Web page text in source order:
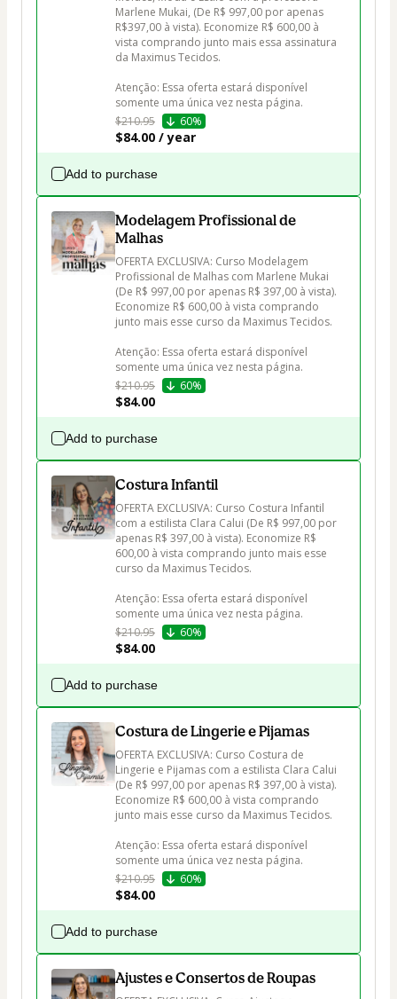
Marlene Mukai, (De R$ 997,00 por apenas
R$397,00 à vista). Economize R$ 600,00 à
vista comprando junto mais essa assinatura
da Maximus Tecidos.
Atenção: Essa oferta estará disponível
somente uma única vez nesta página.
$210.95
60%
$84.00 / year
Add to purchase
Modelagem Profissional de
Malhas
OFERTA EXCLUSIVA: Curso Modelagem
Profissional de Malhas com Marlene Mukai
(De R$ 997,00 por apenas R$ 397,00 à vista).
Economize R$ 600,00 à vista comprando
junto mais esse curso da Maximus Tecidos.
Atenção: Essa oferta estará disponível
somente uma única vez nesta página.
$210.95
60%
$84.00
Add to purchase
Costura Infantil
OFERTA EXCLUSIVA: Curso Costura Infantil
com a estilista Clara Calui (De R$ 997,00 por
apenas R$ 397,00 à vista). Economize R$
600,00 à vista comprando junto mais esse
curso da Maximus Tecidos.
Atenção: Essa oferta estará disponível
somente uma única vez nesta página.
$210.95
60%
$84.00
Add to purchase
Costura de Lingerie e Pijamas
OFERTA EXCLUSIVA: Curso Costura de
Lingerie e Pijamas com a estilista Clara Calui
(De R$ 997,00 por apenas R$ 397,00 à vista).
Economize R$ 600,00 à vista comprando
junto mais esse curso da Maximus Tecidos.
Atenção: Essa oferta estará disponível
somente uma única vez nesta página.
$210.95
60%
$84.00
Add to purchase
Ajustes e Consertos de Roupas